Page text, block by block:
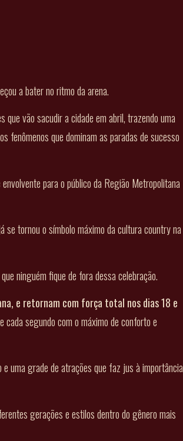
a bater no ritmo da arena.
vão sacudir a cidade em abril, trazendo uma
fenômenos que dominam as paradas de sucesso
para o público da Região Metropolitana
se tornou o símbolo máximo da cultura country na
ninguém fique de fora dessa celebração.
e retornam com força total nos dias 18 e
cada segundo com o máximo de conforto e
uma grade de atrações que faz jus à importância
gerações e estilos dentro do gênero mais